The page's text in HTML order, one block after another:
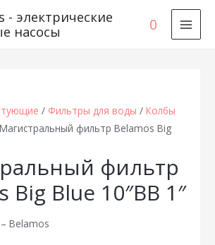
- электрические
насосы
0
/ Фильтры для воды / Колбы
фильтр Belamos Big
фильтр
Big Blue 10″BB 1″
Belamos